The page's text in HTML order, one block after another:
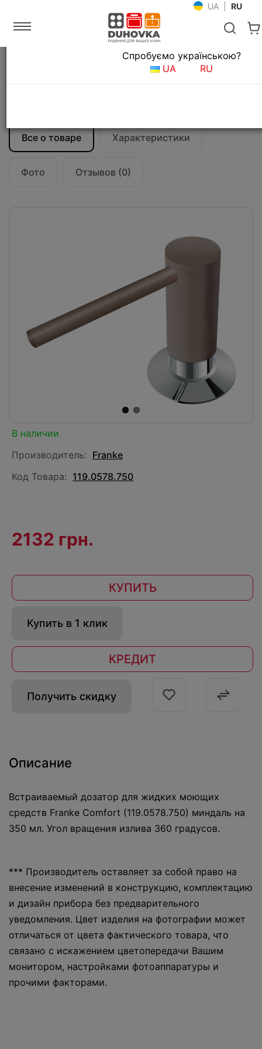
UA RU
Мойки и смесители
Дозатор Franke Comfort (119.0578.750)
Все о товаре Характеристики
Фото Отзывов (0)
Язык магазина
Спробуємо українською?
UA
RU
В наличии
Производитель: Franke
Код Товара: 119.0578.750
2132 грн.
КУПИТЬ
Купить в 1 клик
КРЕДИТ
Получить скидку
Описание
Встраиваемый дозатор для жидких моющих
средств Franke Comfort (119.0578.750) миндаль на
350 мл. Угол вращения излива 360 градусов.
*** Производитель оставляет за собой право на
внесение изменений в конструкцию, комплектацию
и дизайн прибора без предварительного
уведомления. Цвет изделия на фотографии может
отличаться от цвета фактического товара, что
связано с искажением цветопередачи Вашим
монитором, настройками фотоаппаратуры и
прочими факторами.